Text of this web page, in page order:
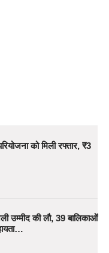
को मिली रफ्तार, ₹3
उम्मीद की लौ, 39 बालिकाओं